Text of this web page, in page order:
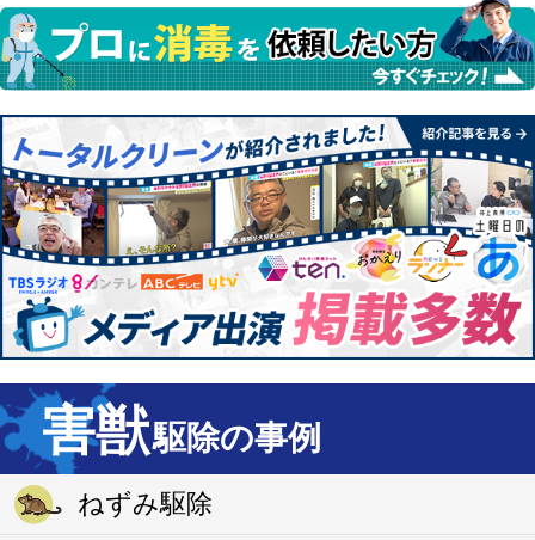
有
害獣駆除の事例
ねずみ駆除